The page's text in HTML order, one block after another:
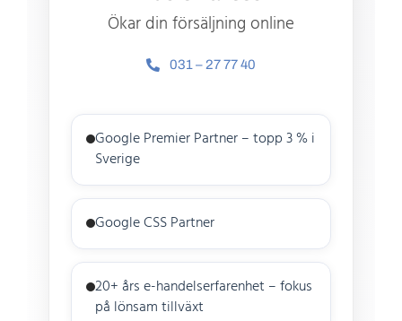
Ökar din försäljning online
031 – 27 77 40
Google Premier Partner – topp 3 % i
Sverige
Google CSS Partner
20+ års e-handelserfarenhet – fokus
på lönsam tillväxt